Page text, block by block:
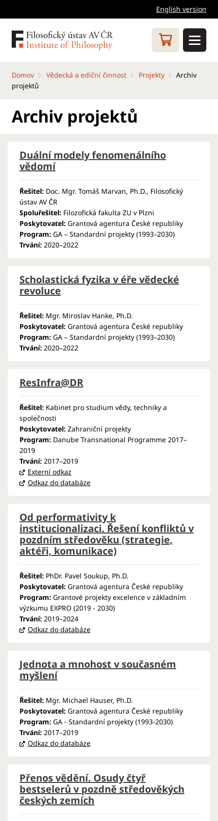
English version
Domov Vědecká a ediční činnost Projekty
Archiv
projektů
Archiv projektů
Duální modely fenomenálního
vědomí
Řešitel: Doc. Mgr. Tomáš Marvan, Ph.D., Filosofický
ústav AV ČR
Spoluřešitel: Filozofická fakulta ZU v Plzni
Poskytovatel: Grantová agentura České republiky
Program: GA – Standardní projekty (1993–2030)
Trvání: 2020–2022
Scholastická fyzika v éře vědecké
revoluce
Řešitel: Mgr. Miroslav Hanke, Ph.D.
Poskytovatel: Grantová agentura České republiky
Program: GA – Standardní projekty (1993–2030)
Trvání: 2020–2022
ResInfra@DR
Řešitel: Kabinet pro studium vědy, techniky a
společnosti
Poskytovatel: Zahraniční projekty
Program: Danube Transnational Programme 2017–
2019
Trvání: 2017–2019
Externí odkaz
Odkaz do databáze
Od performativity k
institucionalizaci. Řešení konfliktů v
pozdním středověku (strategie,
aktéři, komunikace)
Řešitel: PhDr. Pavel Soukup, Ph.D.
Poskytovatel: Grantová agentura České republiky
Program: Grantové projekty excelence v základním
výzkumu EXPRO (2019 - 2030)
Trvání: 2019–2024
Odkaz do databáze
Jednota a mnohost v současném
myšlení
Řešitel: Mgr. Michael Hauser, Ph.D.
Poskytovatel: Grantová agentura České republiky
Program: GA - Standardní projekty (1993-2030)
Trvání: 2017–2019
Odkaz do databáze
Přenos vědění. Osudy čtyř
bestselerů v pozdně středověkých
českých zemích